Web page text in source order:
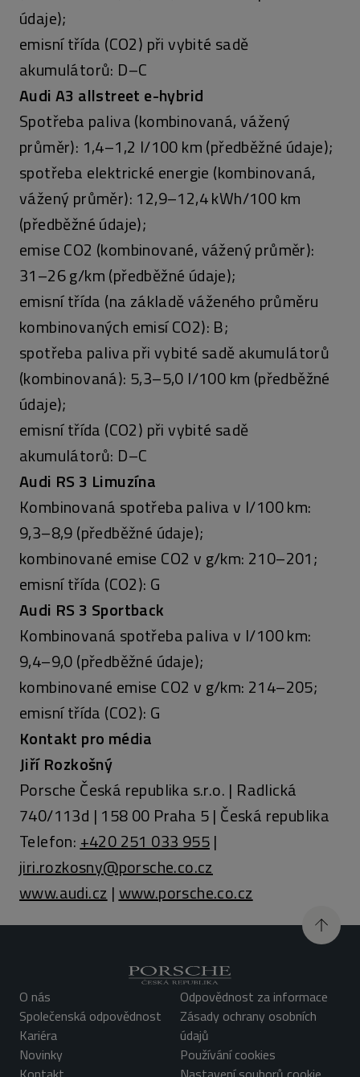
údaje);
emisní třída (CO2) při vybité sadě
akumulátorů: D–C
Audi A3 allstreet e-hybrid
Spotřeba paliva (kombinovaná, vážený
průměr): 1,4–1,2 l/100 km (předběžné údaje);
spotřeba elektrické energie (kombinovaná,
vážený průměr): 12,9–12,4 kWh/100 km
(předběžné údaje);
emise CO2 (kombinované, vážený průměr):
31–26 g/km (předběžné údaje);
emisní třída (na základě váženého průměru
kombinovaných emisí CO2): B;
spotřeba paliva při vybité sadě akumulátorů
(kombinovaná): 5,3–5,0 l/100 km (předběžné
údaje);
emisní třída (CO2) při vybité sadě
akumulátorů: D–C
Audi RS 3 Limuzína
Kombinovaná spotřeba paliva v l/100 km:
9,3–8,9 (předběžné údaje);
kombinované emise CO2 v g/km: 210–201;
emisní třída (CO2): G
Audi RS 3 Sportback
Kombinovaná spotřeba paliva v l/100 km:
9,4–9,0 (předběžné údaje);
kombinované emise CO2 v g/km: 214–205;
emisní třída (CO2): G
Kontakt pro média
Jiří Rozkošný
Porsche Česká republika s.r.o. | Radlická
740/113d | 158 00 Praha 5 | Česká republika
Telefon: +420 251 033 955|
jiri.rozkosny@porsche.co.cz
www.audi.cz |www.porsche.co.cz
O nás
Společenská odpovědnost
Kariéra
Novinky
Odpovědnost za informace
Zásady ochrany osobních
údajů
Používání cookies